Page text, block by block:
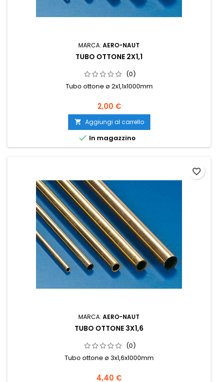
MARCA: AERO-NAUT
TUBO OTTONE 2X1,1
(0)
Tubo ottone ø 2x1,1x1000mm
2,00 €
 Aggiungi al carrello
 In magazzino
MARCA: AERO-NAUT
TUBO OTTONE 3X1,6
(0)
Tubo ottone ø 3x1,6x1000mm
4,40 €
favorite_border